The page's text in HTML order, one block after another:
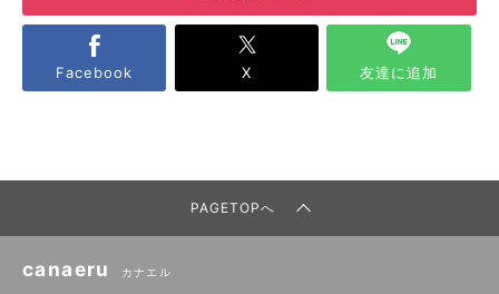
Facebook X 友達に追加
PAGETOPへ
canaeru カナエル